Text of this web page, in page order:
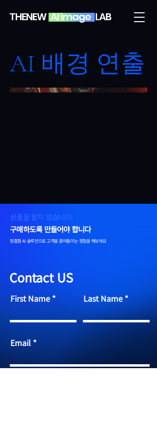
THENEW AI image LAB
AI 배경 연출
상품을 팔지 않습니다.
구매하도록 만들어야 합니다
맞춤형 AI 솔루션으로 고객을 끌어들이는 경험을 해보세요
Contact US
First Name Last Name
Email